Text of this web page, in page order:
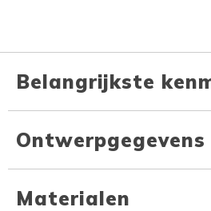
Belangrijkste
Ontwerpgegevens
Materialen